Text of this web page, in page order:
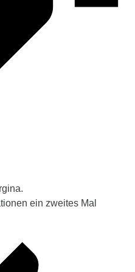
ein zweites Mal